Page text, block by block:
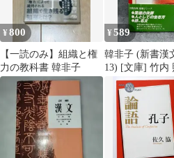
¥800
【一読のみ】組織と権
力の教科書 韓非子
¥589
韓非子 (新書漢
13) [文庫] 竹内
田 幸夫